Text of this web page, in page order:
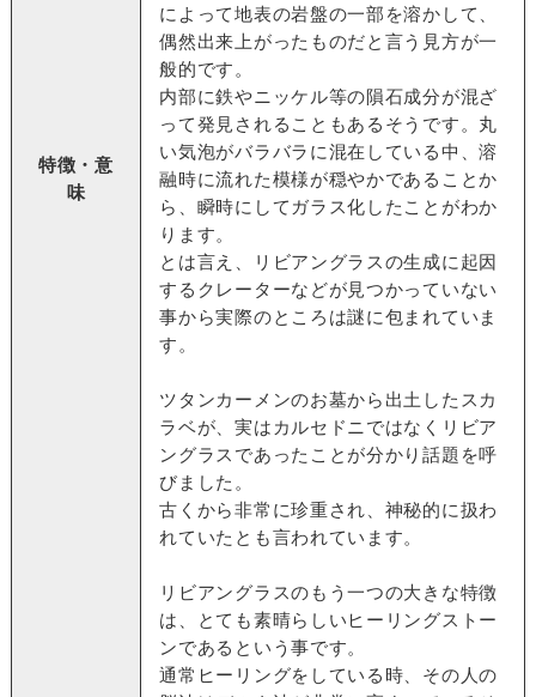
特徴・意
味
によって地表の岩盤の一部を溶かして、
偶然出来上がったものだと言う見方が一
般的です。
内部に鉄やニッケル等の隕石成分が混ざ
って発見されることもあるそうです。丸
い気泡がバラバラに混在している中、溶
融時に流れた模様が穏やかであることか
ら、瞬時にしてガラス化したことがわか
ります。
とは言え、リビアングラスの生成に起因
するクレーターなどが見つかっていない
事から実際のところは謎に包まれていま
す。
ツタンカーメンのお墓から出土したスカ
ラベが、実はカルセドニではなくリビア
ングラスであったことが分かり話題を呼
びました。
古くから非常に珍重され、神秘的に扱わ
れていたとも言われています。
リビアングラスのもう一つの大きな特徴
は、とても素晴らしいヒーリングストー
ンであるという事です。
通常ヒーリングをしている時、その人の